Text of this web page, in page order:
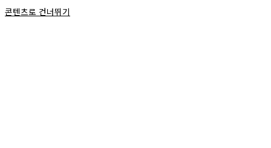
콘텐츠로 건너뛰기